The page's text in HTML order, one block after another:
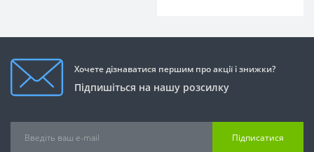
Хочете дізнаватися першим про акції і знижки?
Підпишіться на нашу розсилку
Підписатися